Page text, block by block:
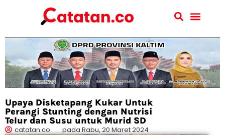
Upaya Disketapang Kukar Untuk
Perangi Stunting dengan Nutrisi
Telur dan Susu untuk Murid SD
catatan.co padaRabu, 20 Maret 2024